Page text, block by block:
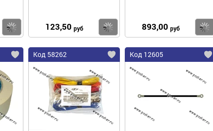
Купить123,50 руб Купить893,00 руб
Код 58262 Код 12605